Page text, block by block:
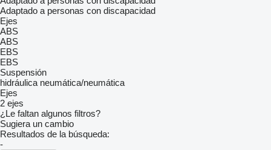
Adaptado a personas con discapacidad
Ejes
ABS
ABS
EBS
EBS
Suspensión
hidráulica neumática/neumática
Ejes
2 ejes
¿Le faltan algunos filtros?
Sugiera un cambio
Resultados de la búsqueda:
-